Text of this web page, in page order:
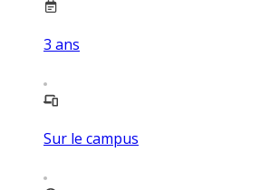
3 ans
Sur le campus